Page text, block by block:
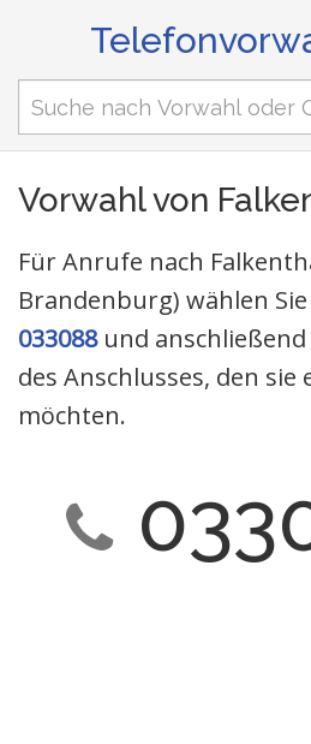
Vorwahl von
Für Anrufe nach
Brandenburg) wählen
033088und
des Anschlusses, den sie
möchten.